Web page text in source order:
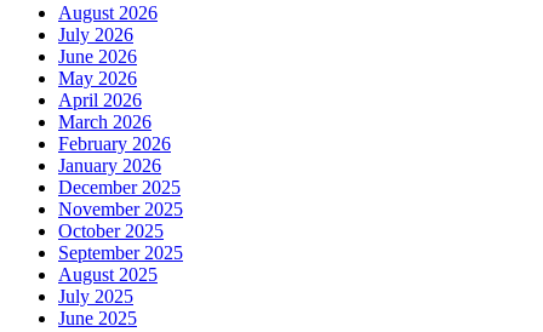
August 2026
July 2026
June 2026
May 2026
April 2026
March 2026
February 2026
January 2026
December 2025
November 2025
October 2025
September 2025
August 2025
July 2025
June 2025